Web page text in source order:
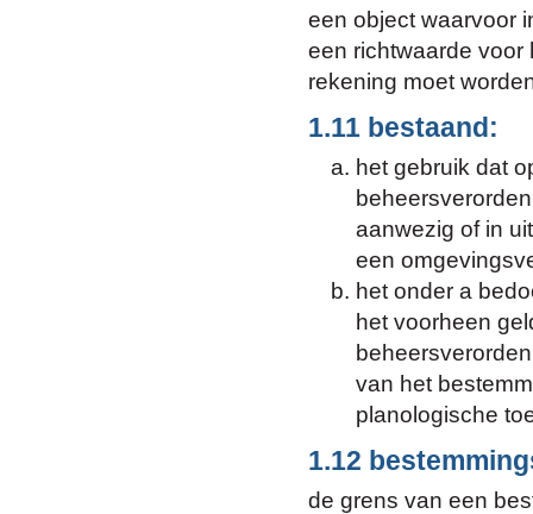
een object waarvoor
een richtwaarde voor
rekening moet
1.11 bestaand:
het gebruik dat
aanwezig of in
een
het onder a
het voorheen
van het
planologische
1.12
de grens van een